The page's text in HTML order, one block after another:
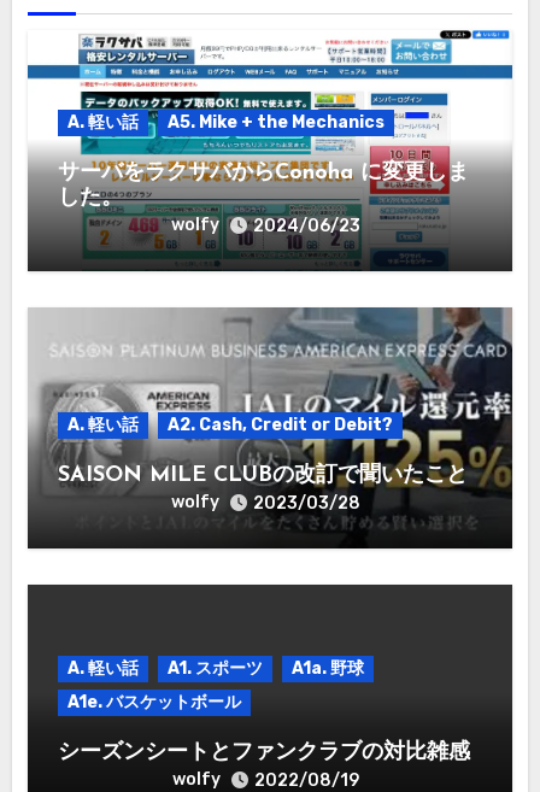
ン
A. 軽い話 A5. Mike + the Mechanics
サーバをラクサバからConoha に変更しま
した。
wolfy 2024/06/23
A. 軽い話 A2. Cash, Credit or Debit?
SAISON MILE CLUBの改訂で聞いたこと
wolfy 2023/03/28
A. 軽い話 A1. スポーツ
A1a. 野球
A1e. バスケットボール
シーズンシートとファンクラブの対比雑感
wolfy 2022/08/19